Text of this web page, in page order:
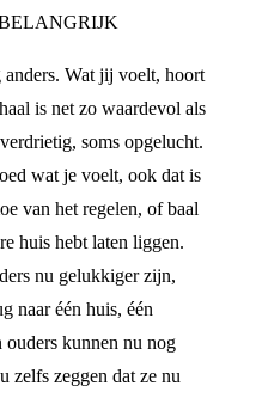
anders. Wat jij voelt, hoort
is net zo waardevol als
soms opgelucht.
wat je voelt, ook dat is
van het regelen, of baal
huis hebt laten liggen.
nu gelukkiger zijn,
naar één huis, één
kunnen nu nog
zelfs zeggen dat ze nu